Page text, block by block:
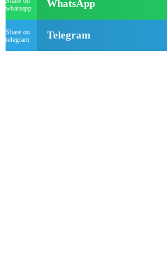
whatsapp
WhatsApp
Share on
telegram
Telegram